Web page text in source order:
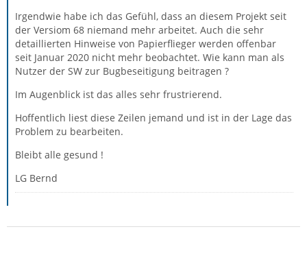
Irgendwie habe ich das Gefühl, dass an diesem Projekt seit
der Versiom 68 niemand mehr arbeitet. Auch die sehr
detaillierten Hinweise von Papierflieger werden offenbar
seit Januar 2020 nicht mehr beobachtet. Wie kann man als
Nutzer der SW zur Bugbeseitigung beitragen ?
Im Augenblick ist das alles sehr frustrierend.
Hoffentlich liest diese Zeilen jemand und ist in der Lage das
Problem zu bearbeiten.
Bleibt alle gesund !
LG Bernd